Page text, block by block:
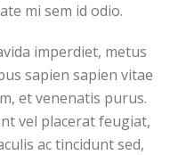
mi sem id odio.
imperdiet, metus
sapien sapien vitae
et venenatis purus.
vel placerat feugiat,
ac tincidunt sed,